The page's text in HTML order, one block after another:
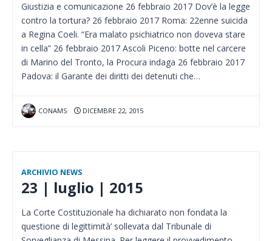
Giustizia e comunicazione 26 febbraio 2017 Dov’è la legge
contro la tortura? 26 febbraio 2017 Roma: 22enne suicida
a Regina Coeli. “Era malato psichiatrico non doveva stare
in cella” 26 febbraio 2017 Ascoli Piceno: botte nel carcere
di Marino del Tronto, la Procura indaga 26 febbraio 2017
Padova: il Garante dei diritti dei detenuti che…
CONAMS DICEMBRE 22, 2015
ARCHIVIO NEWS
23 | luglio | 2015
La Corte Costituzionale ha dichiarato non fondata la
questione di legittimità’ sollevata dal Tribunale di